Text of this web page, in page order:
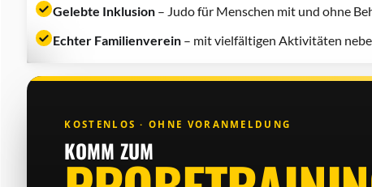
Gelebte Inklusion – Judo für Menschen mit und ohne
Echter Familienverein – mit vielfältigen Aktivitäten
KOSTENLOS · OHNE VORANMELDUNG
KOMM ZUM